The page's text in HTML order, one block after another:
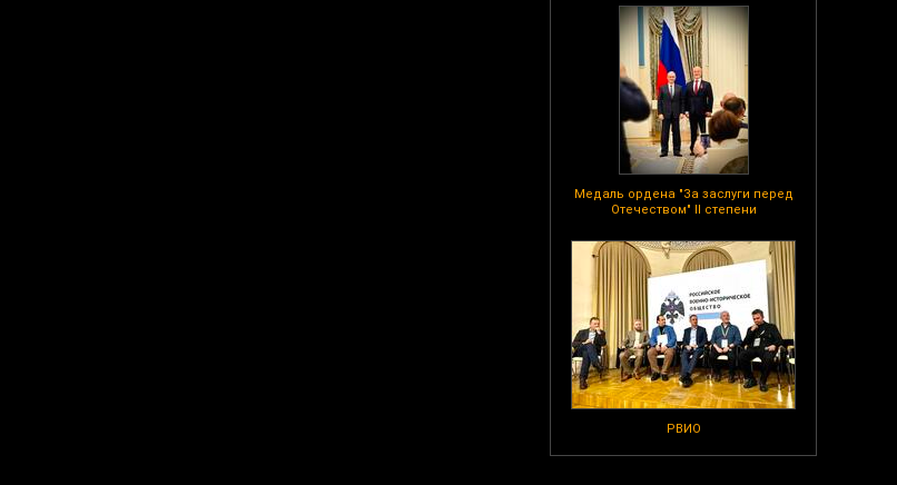
Медаль ордена "За заслуги перед
Отечеством" II степени
РВИО